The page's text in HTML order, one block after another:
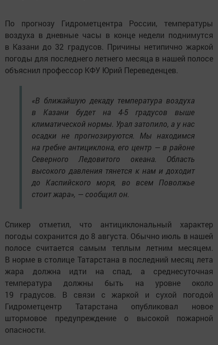
По прогнозу Гидрометцентра России, температуры
воздуха в дневные часы в конце недели поднимутся
в Казани до 32 градусов. Причины нетипично жаркой
погоды для последнего летнего месяца в нашей полосе
объяснил профессор КФУ Юрий Переведенцев.
«В ближайшую декаду температура воздуха
в Казани будет на 4-5 градусов выше
климатической нормы. Урал затопило, а у нас
осадки не прогнозируются. Мы находимся
на гребне антициклона, его центр — в районе
Северного Ледовитого океана. Область
высокого давления тянется к нам и доходит
до Каспийского моря, во всем Поволжье
стоит жара», — сообщил он.
Спикер отметил, что антициклональный характер
погоды сохранится до 8 августа. Обычно июль в нашей
полосе считается самым теплым летним месяцем.
В норме в столице Татарстана в последний месяц лета
жара должна идти на спад, а среднесуточная
температура должны быть на уровне около
19 градусов. В связи с жаркой и сухой погодой
Гидрометцентр Татарстана опубликовал новое
штормовое предупреждение о высокой пожарной
опасности.